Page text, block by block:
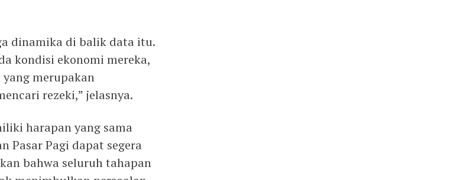
dinamika di balik data itu.
kondisi ekonomi mereka,
merupakan
rezeki,” jelasnya.
harapan yang sama
Pasar Pagi dapat segera
bahwa seluruh tahapan